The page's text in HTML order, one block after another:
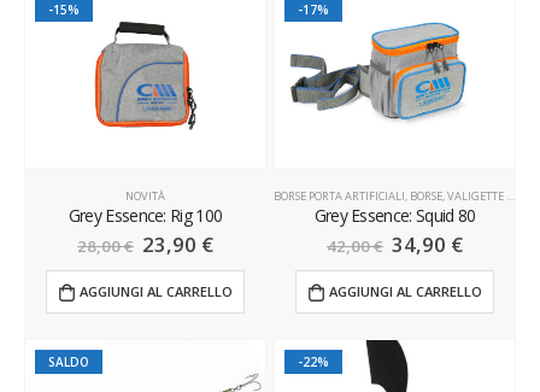
-15%
NOVITÀ
Grey Essence: Rig 100
28,00€ 23,90 €
AGGIUNGI AL CARRELLO
-17%
BORSE PORTA ARTIFICIALI, BORSE, VALIGETTE & SEDIE
Grey Essence: Squid 80
42,00€ 34,90 €
AGGIUNGI AL CARRELLO
SALDO -22%